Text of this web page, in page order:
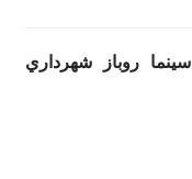
روباز شهرداري